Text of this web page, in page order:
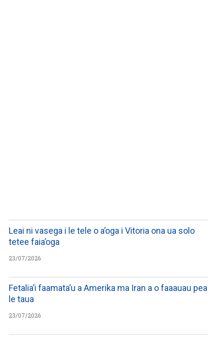
Leai ni vasega i le tele o a’oga i Vitoria ona ua solo
tetee faia’oga
23/07/2026
Fetalia’i faamata’u a Amerika ma Iran a o faaauau pea
le taua
23/07/2026